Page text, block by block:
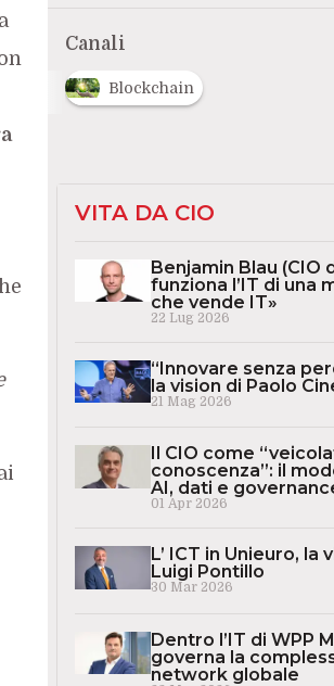
Canali
Blockchain
VITA DA CIO
Benjamin Blau (CIO
funziona l’IT di una
che vende IT»
22 Lug 2026
“Innovare senza
la vision di Paolo
21 Mag 2026
Il CIO come
conoscenza”: il
AI, dati e
01 Apr 2026
L’ ICT in Unieuro, la
Luigi Pontillo
30 Mar 2026
Dentro l’IT di WPP
governa la
network globale